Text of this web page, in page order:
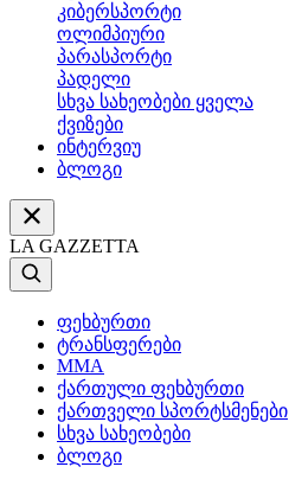
კიბერსპორტი
ოლიმპიური
პარასპორტი
პადელი
სხვა სახეობები ყველა
ქვიზები
ინტერვიუ
ბლოგი
LA GAZZETTA
ფეხბურთი
ტრანსფერები
MMA
ქართული ფეხბურთი
ქართველი სპორტსმენები
სხვა სახეობები
ბლოგი